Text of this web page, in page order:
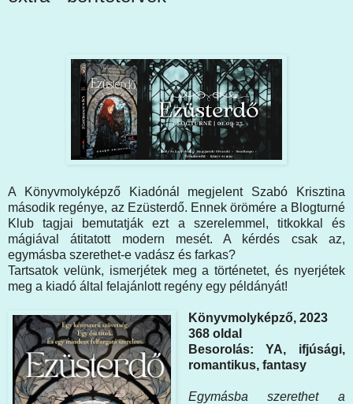
A Könyvmolyképző Kiadónál megjelent Szabó Krisztina
második regénye, az Ezüsterdő. Ennek örömére a Blogturné
Klub tagjai bemutatják ezt a szerelemmel, titkokkal és
mágiával átitatott modern mesét. A kérdés csak az,
egymásba szerethet-e vadász és farkas?
Tartsatok velünk, ismerjétek meg a történetet, és nyerjétek
meg a kiadó által felajánlott regény egy példányát!
Könyvmolyképző, 2023
368 oldal
Besorolás: YA, ifjúsági,
romantikus, fantasy
Egymásba ​szerethet a